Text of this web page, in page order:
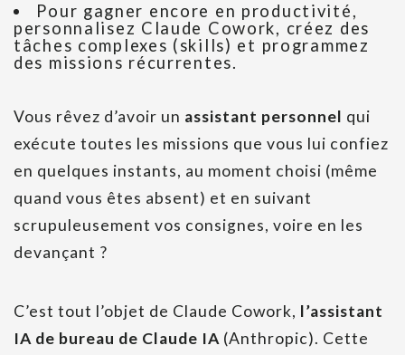
Pour gagner encore en productivité,
personnalisez Claude Cowork, créez des
tâches complexes (skills) et programmez
des missions récurrentes.
Vous rêvez d’avoir un assistant personnel qui
exécute toutes les missions que vous lui confiez
en quelques instants, au moment choisi (même
quand vous êtes absent) et en suivant
scrupuleusement vos consignes, voire en les
devançant ?
C’est tout l’objet de Claude Cowork, l’assistant
IA de bureau de Claude IA (Anthropic). Cette